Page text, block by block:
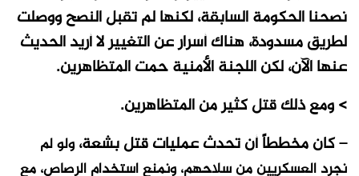
نصحنا الحكومة السابقة، لكنها لم تقبل النصح ووصلت
لطريق مسدودة، هناك أسرار عن التغيير لا أريد الحديث
عنها الآن، لكن اللجنة الأمنية حمت المتظاهرين.
> ومع ذلك قتل كثير من المتظاهرين.
– كان مخططاً أن تحدث عمليات قتل بشعة، ولو لم
نجرد العسكريين من سلاحهم، ونمنع استخدام الرصاص، مع